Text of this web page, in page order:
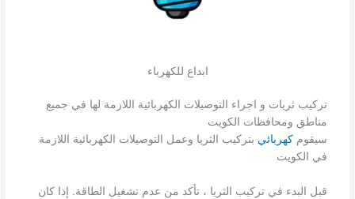
ابداع للكهرباء
تركيب ثريات و اجراء التوصيلات الكهربائية اللازمة لها في جميع
مناطق ومحافظات الكويت
سيقوم كهربائي بتركيب الثريا وعمل التوصيلات الكهربائية اللازمة
في الكويت
قبل البدء في تركيب الثريا ، تأكد من عدم تشغيل الطاقة. إذا كان